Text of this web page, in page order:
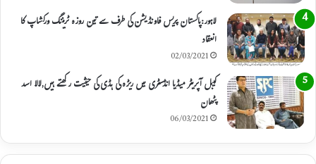
لاہور:پاکستان پریس فاونڈیشن کی طرف سے تین روزہ ٹریننگ ورکشاپ کا
انعقاد
02/03/2021
کیبل آپریٹر میڈیا انڈسٹری میں ریڑہ کی ہڈی کی حیثیت رکھتے ہیں,لالا اسد
پٹھان
06/03/2021